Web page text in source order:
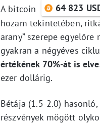
A bitcoin 64 823
hozam tekintetében,
arany” szerepe
gyakran a négyéves
értékének 70%-át is
ezer dollárig.
Bétája (1.5-2.0)
részvények mögött